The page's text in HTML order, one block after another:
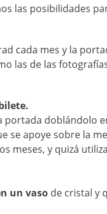
las posibilidades
cada mes y la
las de las
portada doblándolo
se apoye sobre la
meses, y quizá
un vaso de cristal y